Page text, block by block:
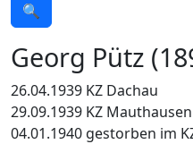
🔍
Georg Pütz
26.04.1939 KZ Dachau
29.09.1939 KZ Mauthausen
04.01.1940 gestorben im